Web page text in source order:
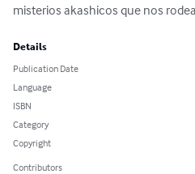
misterios akashicos que nos
Details
Publication Date
Language
ISBN
Category
Copyright
Contributors